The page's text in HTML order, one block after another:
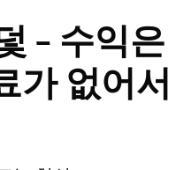
– 수익
가 없어